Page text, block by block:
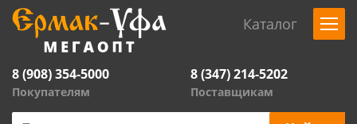
Каталог
8 (908) 354-5000
Покупателям
8 (347) 214-5202
Поставщикам